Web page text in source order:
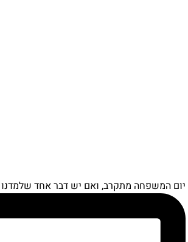
המשפחה מתקרב, ואם יש דבר אחד שלמדנו